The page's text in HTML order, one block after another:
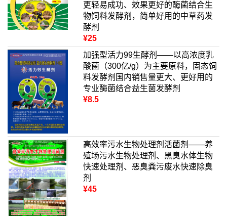
更轻易成功、效果更好的酶菌结合生
物饲料发酵剂，简单好用的中草药发
酵剂
¥25
加强型活力99生酵剂——以高浓度乳
酸菌（300亿/g）为主要原料，固态饲
料发酵剂国内销售量更大、更好用的
专业酶菌结合益生菌发酵剂
¥8.5
高效率污水生物处理剂活菌剂——养
殖场污水生物处理剂、黑臭水体生物
快速处理剂、恶臭粪污废水快速除臭
剂
¥45